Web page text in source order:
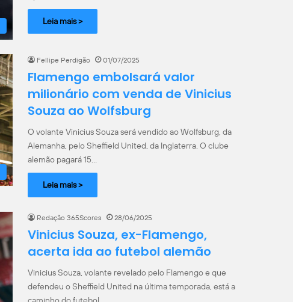
Leia mais >
Fellipe Perdigão 01/07/2025
Flamengo embolsará valor
milionário com venda de Vinicius
Souza ao Wolfsburg
O volante Vinicius Souza será vendido ao Wolfsburg, da
Alemanha, pelo Sheffield United, da Inglaterra. O clube
alemão pagará 15…
Leia mais >
Redação 365Scores 28/06/2025
Vinicius Souza, ex-Flamengo,
acerta ida ao futebol alemão
Vinicius Souza, volante revelado pelo Flamengo e que
defendeu o Sheffield United na última temporada, está a